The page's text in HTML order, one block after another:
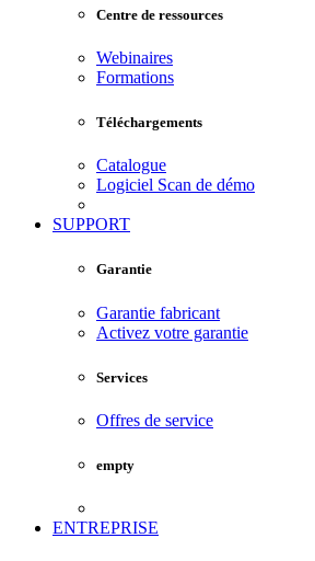
Centre de ressources
Webinaires
Formations
Téléchargements
Catalogue
Logiciel Scan de démo
SUPPORT
Garantie
Garantie fabricant
Activez votre garantie
Services
Offres de service
empty
ENTREPRISE